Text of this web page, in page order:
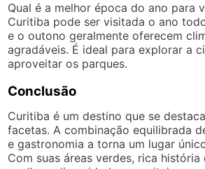
Qual é a melhor época do ano para
Curitiba pode ser visitada o ano
e o outono geralmente oferecem
agradáveis. É ideal para explorar a
aproveitar os parques.
Conclusão
Curitiba é um destino que se
facetas. A combinação equilibrada
e gastronomia a torna um lugar
Com suas áreas verdes, rica